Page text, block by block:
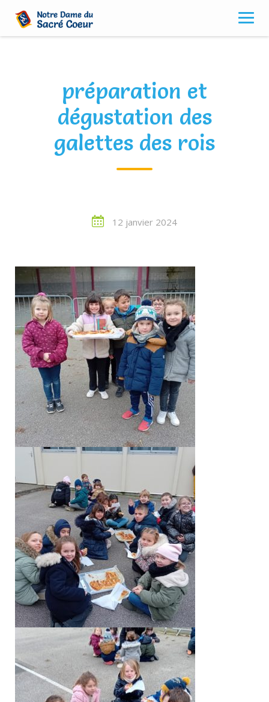
content
préparation et
dégustation des
galettes des rois
12 janvier 2024